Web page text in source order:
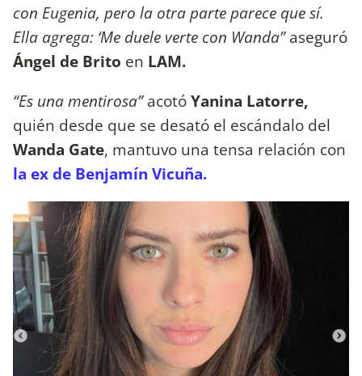
con Eugenia, pero la otra parte parece que sí.
Ella agrega: ‘Me duele verte con Wanda”aseguró
Ángel de Brito en LAM.
“Es una mentirosa”acotóYanina Latorre,
quién desde que se desató el escándalo del
Wanda Gate, mantuvo una tensa relación con
la ex de Benjamín Vicuña.